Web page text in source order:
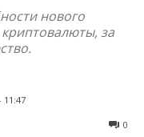
нового
за
11:47
0